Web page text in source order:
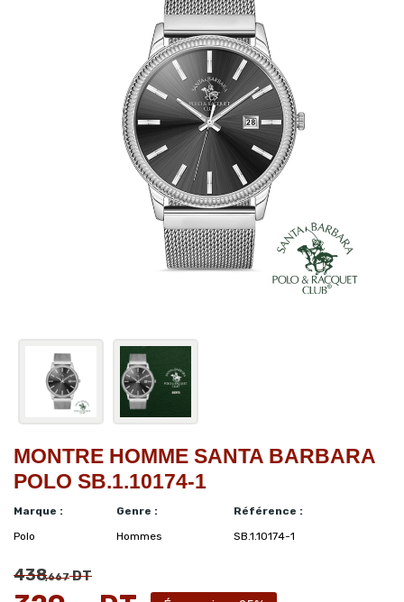
MONTRE HOMME SANTA BARBARA
POLO SB.1.10174-1
Marque :
Polo
Genre :
Hommes
Référence :
SB.1.10174-1
438,667DT